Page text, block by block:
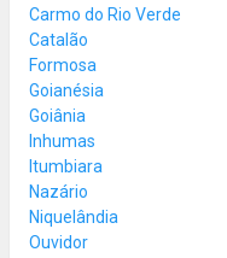
Carmo do Rio Verde
Catalão
Formosa
Goianésia
Goiânia
Inhumas
Itumbiara
Nazário
Niquelândia
Ouvidor